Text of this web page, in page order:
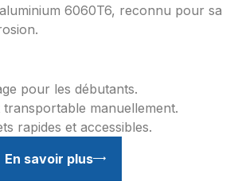
6060T6, reconnu pour sa
pour les débutants.
manuellement.
rapides et accessibles.
En savoir plus